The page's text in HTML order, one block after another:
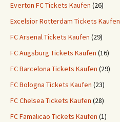
Everton FC Tickets Kaufen (26)
Excelsior Rotterdam Tickets Kaufen
FC Arsenal Tickets Kaufen (29)
FC Augsburg Tickets Kaufen (16)
FC Barcelona Tickets Kaufen (29)
FC Bologna Tickets Kaufen (23)
FC Chelsea Tickets Kaufen (28)
FC Famalicao Tickets Kaufen (1)